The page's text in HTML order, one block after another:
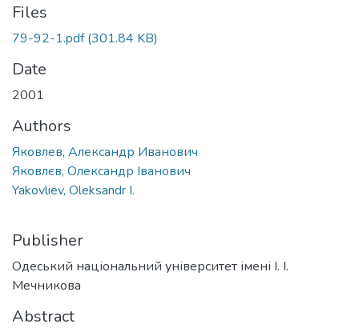
Files
79-92-1.pdf(301.84 KB)
Date
2001
Authors
Яковлев, Александр Иванович
Яковлєв, Олександр Iванович
Yakovliev, Oleksandr I.
Publisher
Одеський національний університет імені І. І.
Мечникова
Abstract